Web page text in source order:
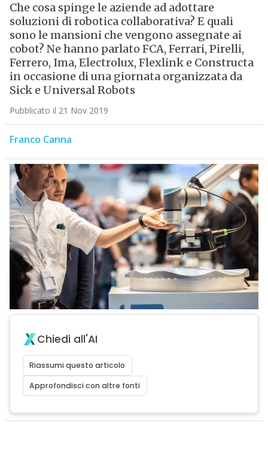
Che cosa spinge le aziende ad adottare
soluzioni di robotica collaborativa? E quali
sono le mansioni che vengono assegnate ai
cobot? Ne hanno parlato FCA, Ferrari, Pirelli,
Ferrero, Ima, Electrolux, Flexlink e Constructa
in occasione di una giornata organizzata da
Sick e Universal Robots
Pubblicato il 21 Nov 2019
Franco Canna
Chiedi all'AI
Riassumi questo articolo
Approfondisci con altre fonti